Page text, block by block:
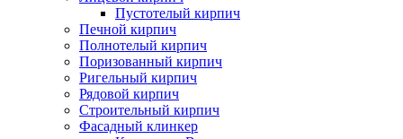
Пустотелый кирпич
Печной кирпич
Полнотелый кирпич
Поризованный кирпич
Ригельный кирпич
Рядовой кирпич
Строительный кирпич
Фасадный клинкер